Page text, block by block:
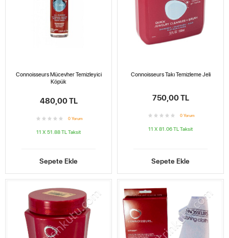
Connoisseurs Mücevher Temizleyici
Köpük
480,00 TL
0 Yorum
11 X 51.88 TL Taksit
Sepete Ekle
Connoisseurs Takı Temizleme Jeli
750,00 TL
0 Yorum
11 X 81.06 TL Taksit
Sepete Ekle